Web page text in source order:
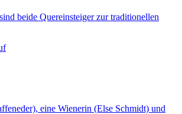
beide Quereinsteiger zur traditionellen
eine Wienerin (Else Schmidt) und